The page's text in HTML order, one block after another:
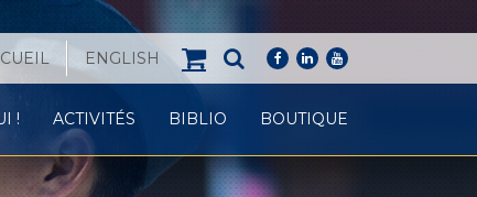
ENGLISH facebook
linkedinyoutube
! ACTIVITÉS BIBLIO BOUTIQUE